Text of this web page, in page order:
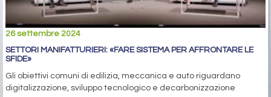
26 settembre 2024
SETTORI MANIFATTURIERI: «FARE SISTEMA PER AFFRONTARE LE
SFIDE»
Gli obiettivi comuni di edilizia, meccanica e auto riguardano
digitalizzazione, sviluppo tecnologico e decarbonizzazione